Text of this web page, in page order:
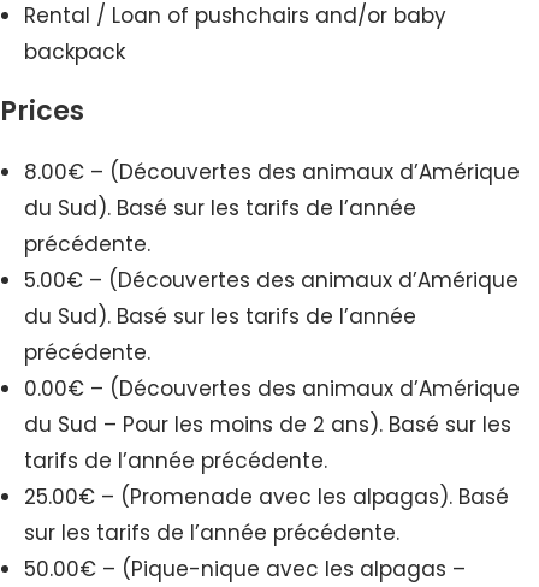
Rental / Loan of pushchairs and/or baby
backpack
Prices
8.00€ – (Découvertes des animaux d’Amérique
du Sud). Basé sur les tarifs de l’année
précédente.
5.00€ – (Découvertes des animaux d’Amérique
du Sud). Basé sur les tarifs de l’année
précédente.
0.00€ – (Découvertes des animaux d’Amérique
du Sud – Pour les moins de 2 ans). Basé sur les
tarifs de l’année précédente.
25.00€ – (Promenade avec les alpagas). Basé
sur les tarifs de l’année précédente.
50.00€ – (Pique-nique avec les alpagas –